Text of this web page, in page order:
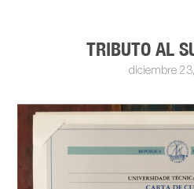
TRIBUTO AL
diciembre